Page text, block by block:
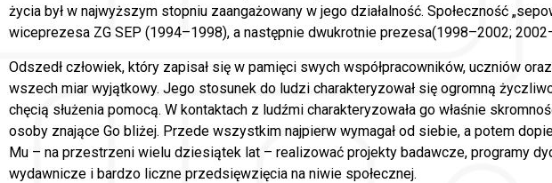
życia był w najwyższym stopniu zaangażowany w jego działalność. Społeczność
wiceprezesa ZG SEP (1994–1998), a następnie dwukrotnie prezesa(1998–2002;
Odszedł człowiek, który zapisał się w pamięci swych współpracowników, uczniów
wszech miar wyjątkowy. Jego stosunek do ludzi charakteryzował się ogromną
chęcią służenia pomocą. W kontaktach z ludźmi charakteryzowała go właśnie
osoby znające Go bliżej. Przede wszystkim najpierw wymagał od siebie, a potem
Mu – na przestrzeni wielu dziesiątek lat – realizować projekty badawcze, programy
wydawnicze i bardzo liczne przedsięwzięcia na niwie społecznej.